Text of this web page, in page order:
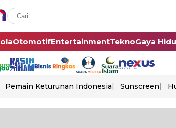
OtomotifEntertainmentTeknoGaya
Pemain Keturunan Indonesia Sunscreen